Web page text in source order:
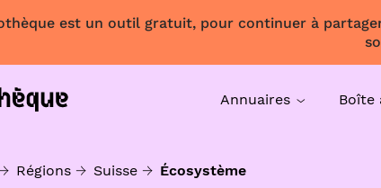
est un outil gratuit, pour continuer à
Annuaires Boîte
Régions Suisse Écosystème